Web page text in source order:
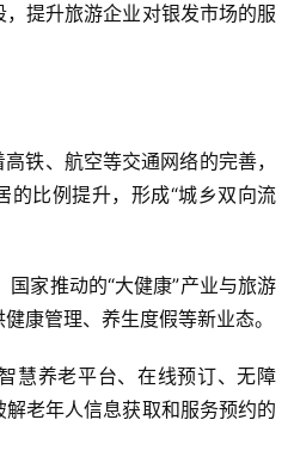
提升旅游企业对银发市场的服
铁、航空等交通网络的完善，
的比例提升，形成“城乡双向流
家推动的“大健康”产业与旅游
慧养老平台、在线预订、无障
老年人信息获取和服务预约的